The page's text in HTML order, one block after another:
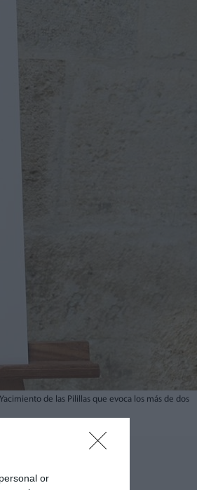
or
de las Pilillas que evoca los más de dos